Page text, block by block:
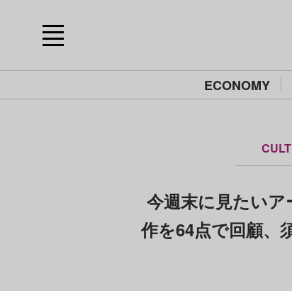
ECONOMY
今週末に見たい
作を64点で回顧、